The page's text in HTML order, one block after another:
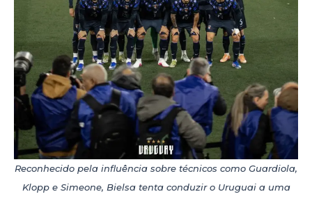
Reconhecido pela influência sobre técnicos como Guardiola,
Klopp e Simeone, Bielsa tenta conduzir o Uruguai a uma